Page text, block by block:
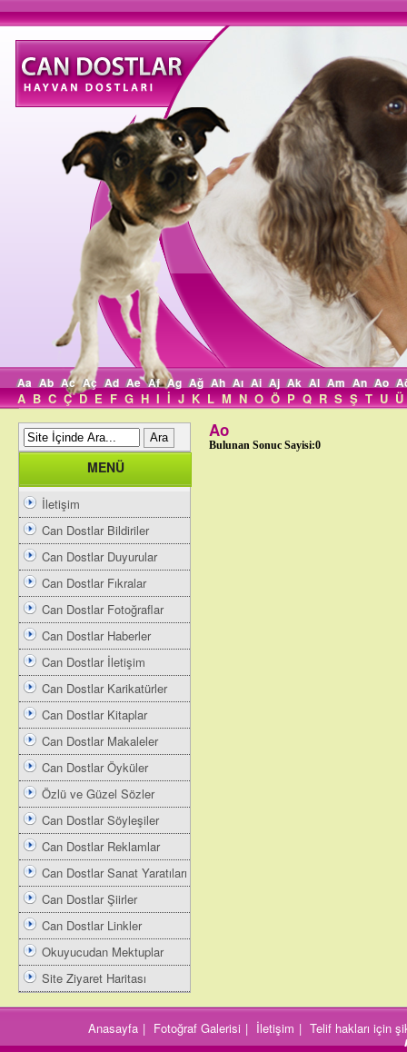
Aa Ab Ac Aç Ad Ae Af Ag Ağ Ah Aı Ai Aj Ak Al Am An Ao
A B C Ç D E F G H I İ J K L M N O Ö P Q R S Ş T U Ü
MENÜ
İletişim
Can Dostlar Bildiriler
Can Dostlar Duyurular
Can Dostlar Fıkralar
Can Dostlar Fotoğraflar
Can Dostlar Haberler
Can Dostlar İletişim
Can Dostlar Karikatürler
Can Dostlar Kitaplar
Can Dostlar Makaleler
Can Dostlar Öyküler
Özlü ve Güzel Sözler
Can Dostlar Söyleşiler
Can Dostlar Reklamlar
Can Dostlar Sanat Yaratıları
Can Dostlar Şiirler
Can Dostlar Linkler
Okuyucudan Mektuplar
Site Ziyaret Haritası
Ao
Bulunan Sonuc Sayisi:0
Anasayfa | Fotoğraf Galerisi | İletişim | Telif hakları için